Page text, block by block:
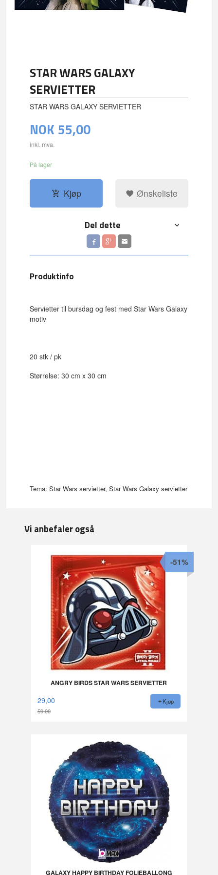
STAR WARS GALAXY
SERVIETTER
STAR WARS GALAXY SERVIETTER
NOK 55,00
inkl. mva.
På lager
Kjøp Ønskeliste
Del dette
Produktinfo
Servietter til bursdag og fest med Star Wars Galaxy
motiv
20 stk / pk
Størrelse: 30 cm x 30 cm
Tema: Star Wars servietter, Star Wars Galaxy servietter
Vi anbefaler også
ANGRY BIRDS STAR WARS SERVIETTER
29,00
59,00
-51%
Kjøp
GALAXY HAPPY BIRTHDAY FOLIEBALLONG